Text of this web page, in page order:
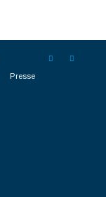
Presse